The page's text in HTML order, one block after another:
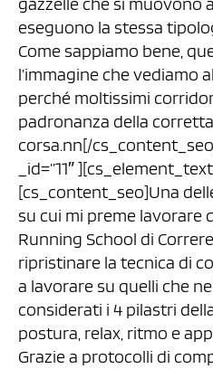
eseguono la stessa
Come sappiamo bene,
l’immagine che vediamo
perché moltissimi
padronanza della
corsa.nn[/
_id=”11″
[cs_content_seo]Una
su cui mi preme lavorare
Running School di
ripristinare la tecnica di
a lavorare su quelli che
considerati i 4 pilastri
postura, relax, ritmo e
Grazie a protocolli di